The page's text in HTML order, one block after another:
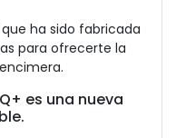
ha sido fabricada
para ofrecerte la
es una nueva